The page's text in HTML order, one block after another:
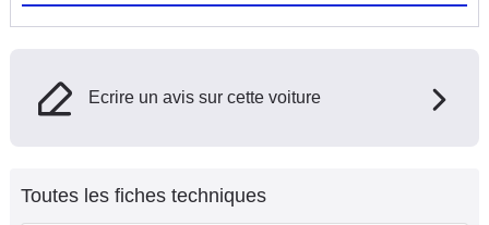
Ecrire un avis sur cette voiture
Toutes les fiches techniques